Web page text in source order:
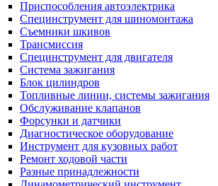
Приспособления автоэлектрика
Специнструмент для шиномонтажа
Съемники шкивов
Трансмиссия
Специнструмент для двигателя
Система зажигания
Блок цилиндров
Топливные линии, системы зажигания
Обслуживание клапанов
Форсунки и датчики
Диагностическое оборудование
Инструмент для кузовных работ
Ремонт ходовой части
Разные принадлежности